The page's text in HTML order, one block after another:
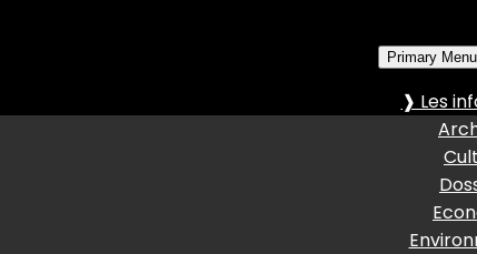
Primary Menu
❱ Les